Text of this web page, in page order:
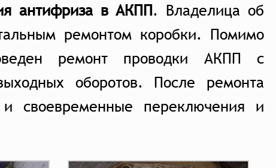
антифриза в АКПП. Владелица об
ремонтом коробки. Помимо
ремонт проводки АКПП с
оборотов. После ремонта
своевременные переключения и